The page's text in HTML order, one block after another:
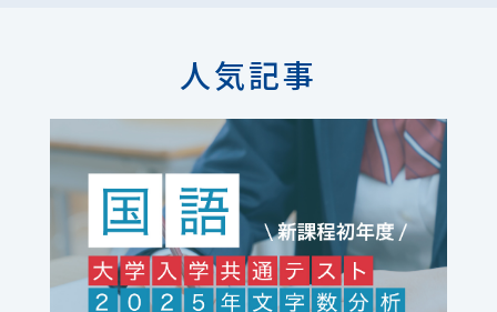
人気記事